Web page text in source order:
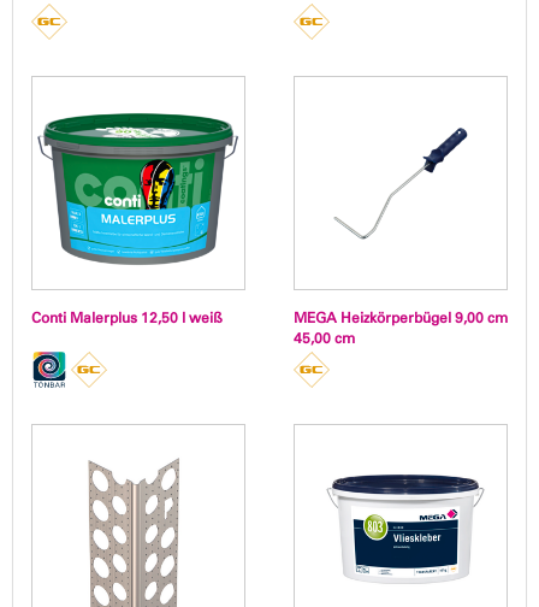
Conti Malerplus 12,50 l weiß
MEGA Heizkörperbügel 9,00 cm
45,00 cm